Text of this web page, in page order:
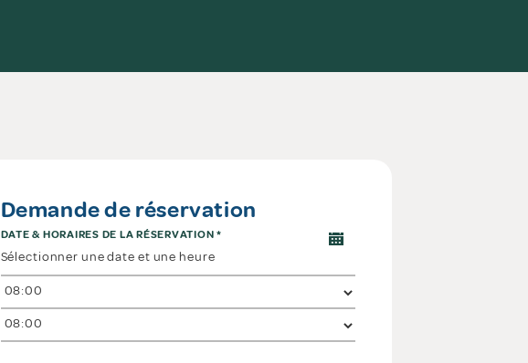
Demande de réservation
DATE & HORAIRES DE LA RÉSERVATION *